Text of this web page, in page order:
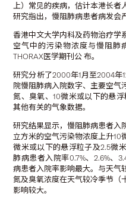
上）常见的疾病，估计本港长
研究指出，慢阻肺病患者病发会
香港中文大学内科及药物治疗学
空气中的污染物浓度与慢阻肺
THORAX医学期刊公 布。
研究分析了2000年1月至2004年
院慢阻肺病入院数字、主要空气
氮、臭氧、10微米或以下的悬
其他有关的气象数据。
研究结果显示，慢阻肺病患者入
立方米的空气污染物浓度上升
微米或以下的悬浮粒子及2.5微
肺病患者入院率0.7%、2.6%、
病患者入院率影响最大。与天气
氮及臭氧浓度在天气较冷季节（
影响较大。